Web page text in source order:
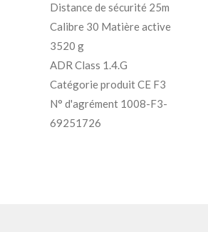
Distance de sécurité 25m
Calibre 30 Matière active
3520 g
ADR Class 1.4.G
Catégorie produit CE F3
N° d'agrément 1008-F3-
69251726